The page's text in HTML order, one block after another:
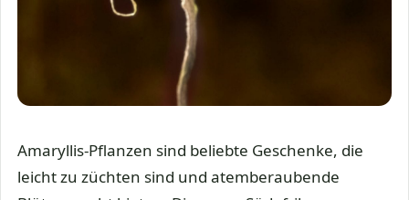
Amaryllis-Pflanzen sind beliebte Geschenke, die
leicht zu züchten sind und atemberaubende